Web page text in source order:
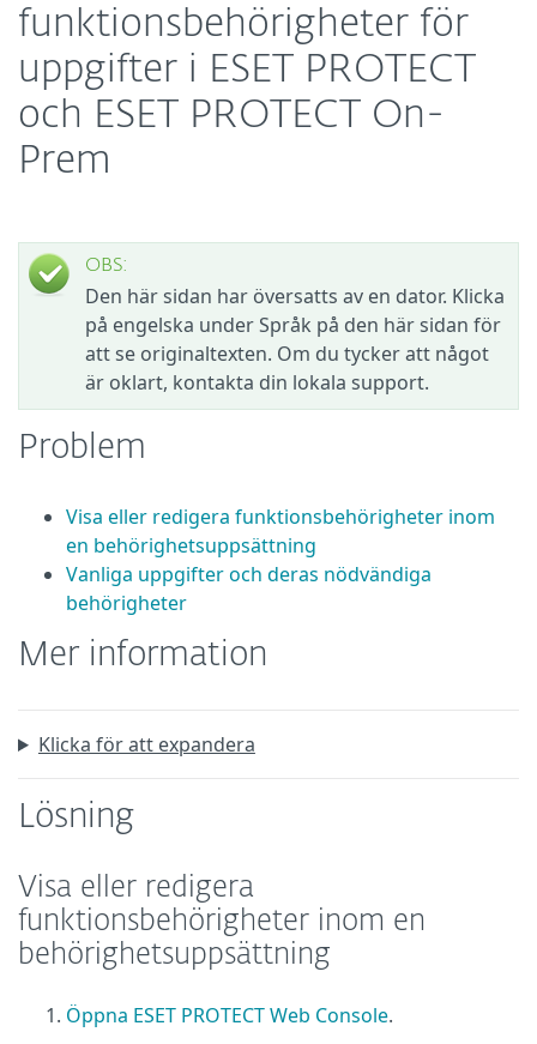
funktionsbehörigheter för
uppgifter i ESET PROTECT
och ESET PROTECT On-
Prem
OBS:
Den här sidan har översatts av en dator. Klicka
på engelska under Språk på den här sidan för
att se originaltexten. Om du tycker att något
är oklart, kontakta din lokala support.
Problem
Visa eller redigera funktionsbehörigheter inom
en behörighetsuppsättning
Vanliga uppgifter och deras nödvändiga
behörigheter
Mer information
Klicka för att expandera
Lösning
Visa eller redigera
funktionsbehörigheter inom en
behörighetsuppsättning
Öppna ESET PROTECT Web Console.